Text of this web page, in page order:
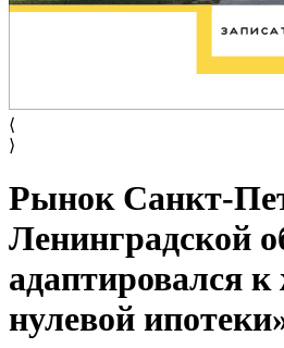
⟨
⟩
Рынок Санкт-
Ленинградской
адаптировался к
нулевой